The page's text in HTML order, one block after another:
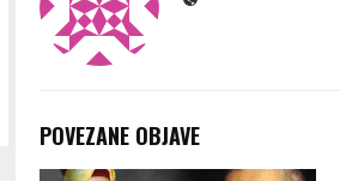
POVEZANE OBJAVE